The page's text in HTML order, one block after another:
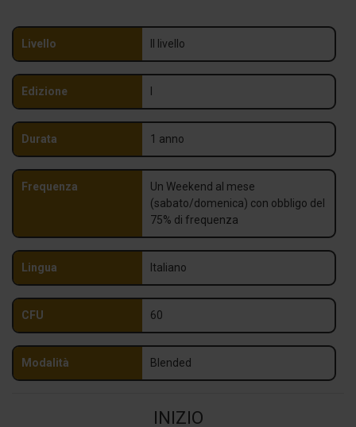
Livello II livello
Edizione
Durata 1 anno
Frequenza
Un Weekend al mese
(sabato/domenica) con obbligo del
75% di frequenza
Lingua Italiano
CFU 60
Modalità Blended
INIZIO